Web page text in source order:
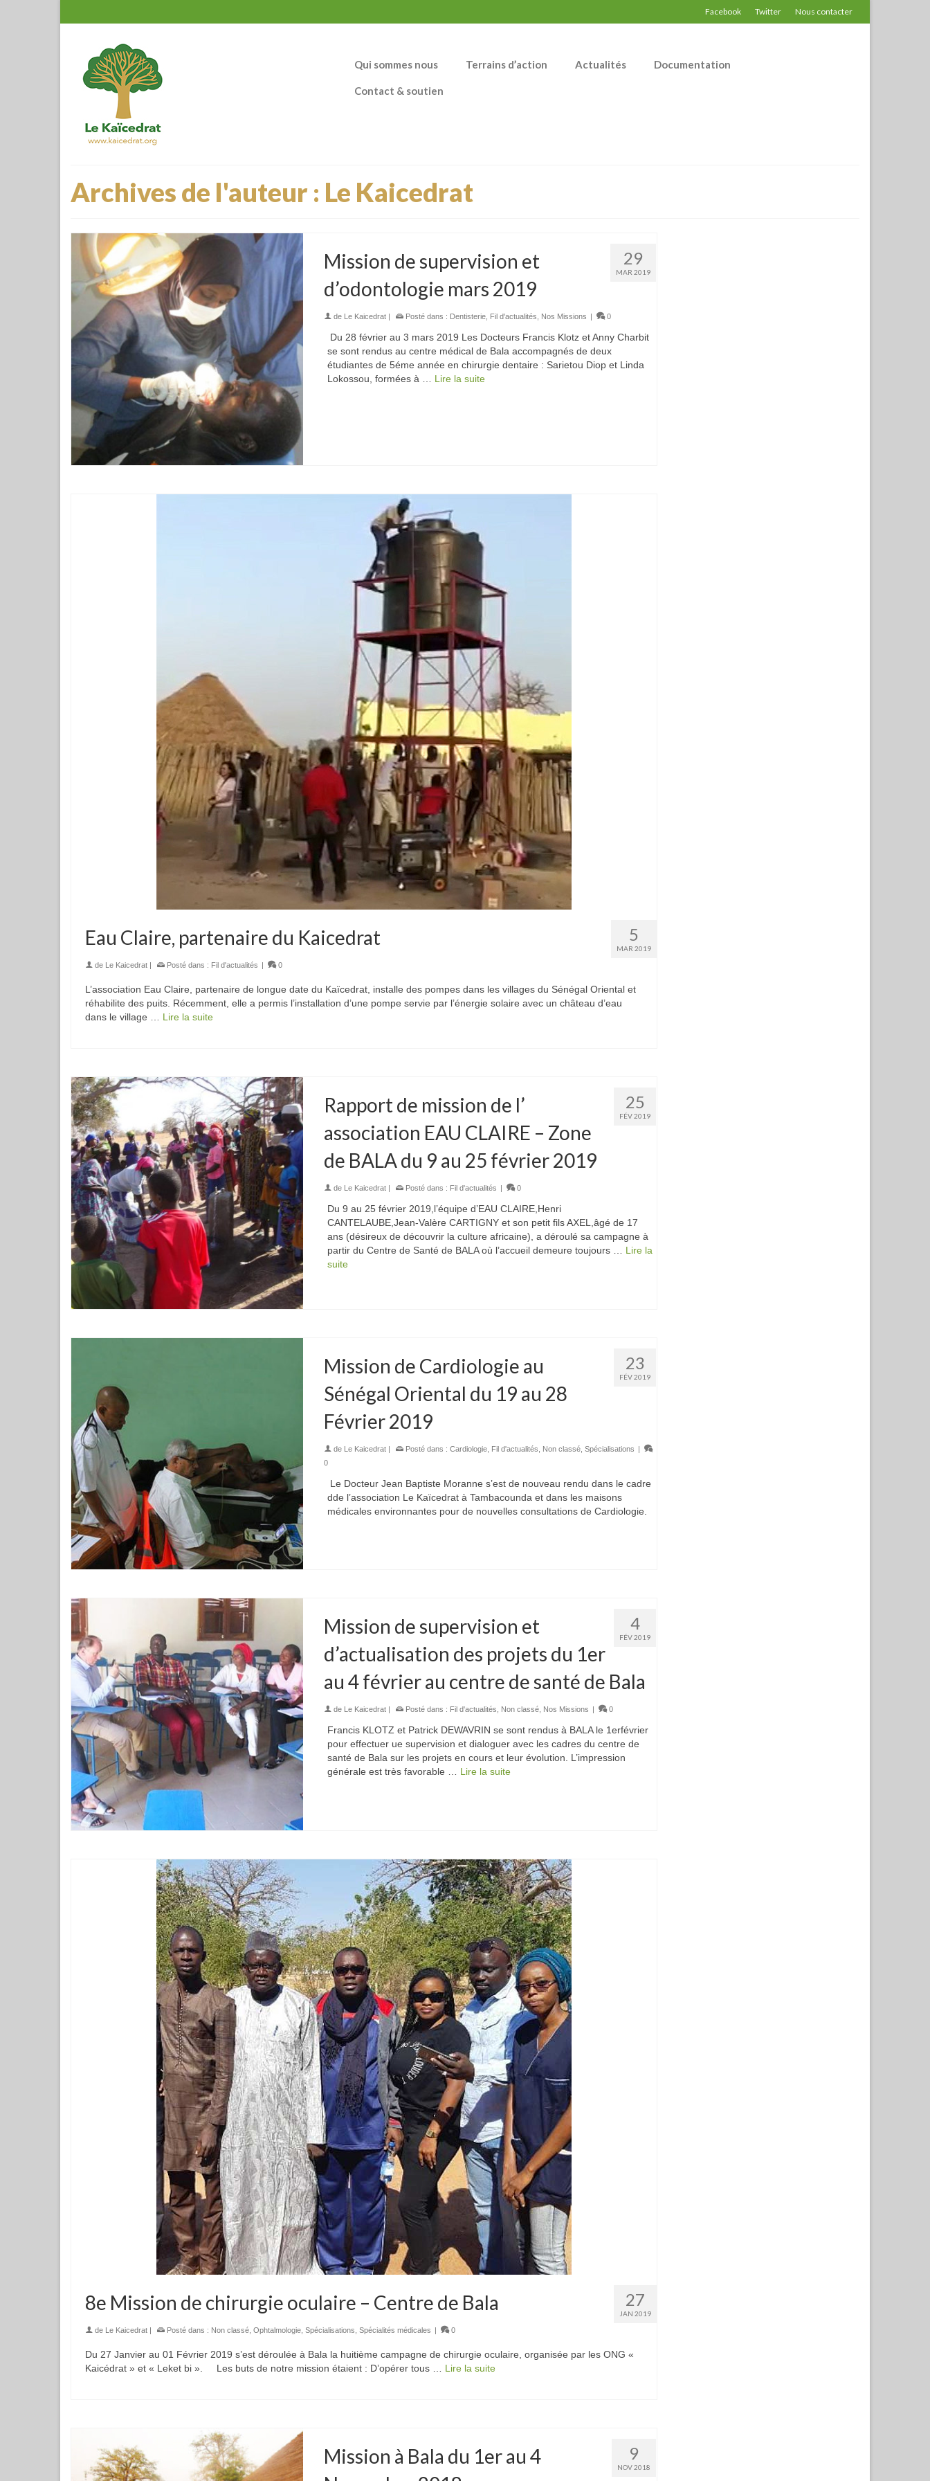
Facebook Twitter Nous contacter
Qui sommes nous Terrains d’action Actualités Documentation
Contact & soutien
Archives de l'auteur : Le Kaicedrat
29
MAR 2019
Mission de supervision et
d’odontologie mars 2019
de Le Kaicedrat| Posté dans : Dentisterie, Fil d'actualités Nos Missions | 0
Du 28 février au 3 mars 2019 Les Docteurs Francis Klotz et Anny Charbit
se sont rendus au centre médical de Bala accompagnés de deux
étudiantes de 5éme année en chirurgie dentaire : Sarietou Diop et Linda
Lokossou, formées à … Lire la suite
5
MAR 2019
Eau Claire, partenaire du Kaicedrat
de Le Kaicedrat | Posté dans : Fil d'actualités | 0
L’association Eau Claire, partenaire de longue date du Kaïcedrat, installe des pompes dans les villages du Sénégal Oriental et
réhabilite des puits. Récemment, elle a permis l’installation d’une pompe servie par l’énergie solaire avec un château d’eau
dans le village … Lire la suite
25
FÉV 2019
Rapport de mission de l’
association EAU CLAIRE – Zone
de BALA du 9 au 25 février 2019
de Le Kaicedrat| Posté dans : Fil d'actualités | 0
Du 9 au 25 février 2019,l’équipe d’EAU CLAIRE,Henri
CANTELAUBE,Jean-Valère CARTIGNY et son petit fils AXEL,âgé de 17
ans (désireux de découvrir la culture africaine), a déroulé sa campagne à
partir du Centre de Santé de BALA où l’accueil demeure toujours … Lire la
suite
23
FÉV 2019
Mission de Cardiologie au
Sénégal Oriental du 19 au 28
Février 2019
de Le Kaicedrat| Posté dans : Cardiologie, Fil d'actualités Non classé, Spécialisations |
0
Le Docteur Jean Baptiste Moranne s’est de nouveau rendu dans le cadre
dde l’association Le Kaïcedrat à Tambacounda et dans les maisons
médicales environnantes pour de nouvelles consultations de Cardiologie.
4
FÉV 2019
Mission de supervision et
d’actualisation des projets du 1er
au 4 février au centre de santé de Bala
de Le Kaicedrat| Posté dans : Fil d'actualités Non classé, Nos Missions 0
Francis KLOTZ et Patrick DEWAVRIN se sont rendus à BALA le 1erfévrier
pour effectuer ue supervision et dialoguer avec les cadres du centre de
santé de Bala sur les projets en cours et leur évolution. L’impression
générale est très favorable … Lire la suite
27
JAN 2019
8e Mission de chirurgie oculaire – Centre de Bala
de Le Kaicedrat | Posté dans : Non classé Ophtalmologie Spécialisations Spécialités médicales | 0
Du 27 Janvier au 01 Février 2019 s’est déroulée à Bala la huitième campagne de chirurgie oculaire, organisée par les ONG «
Kaicédrat » et « Leket bi ». Les buts de notre mission étaient : D’opérer tous … Lire la suite
9
NOV 2018
Mission à Bala du 1er au 4